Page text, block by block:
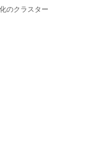
のクラスター